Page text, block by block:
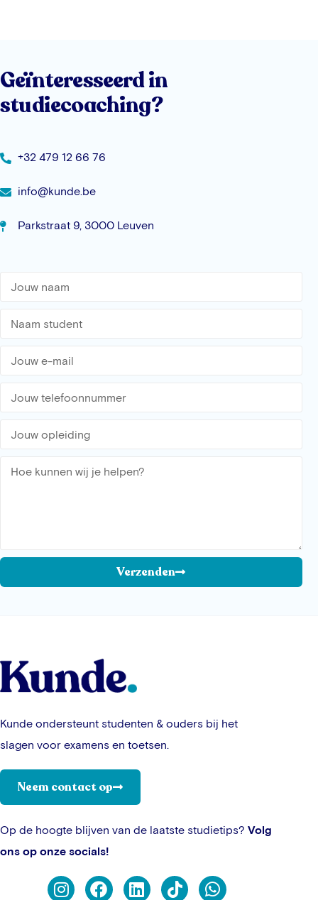
Geïnteresseerd in
studiecoaching?
+32 479 12 66 76
info@kunde.be
Parkstraat 9, 3000 Leuven
Verzenden
Kunde ondersteunt studenten & ouders bij het
slagen voor examens en toetsen.
Neem contact op
Op de hoogte blijven van de laatste studietips? Volg
ons op onze socials!